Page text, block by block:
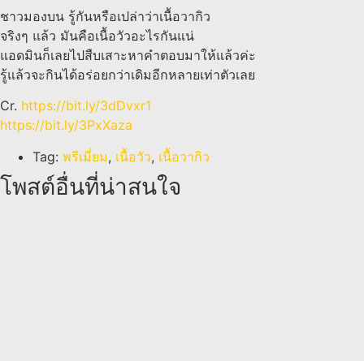
ชาวมองบน รู้กันหรือเปล่าว่าเนื้อวากิว
จริงๆ แล้ว มันคือเนื้อวัวอะไรกันแน่
แอดมินก็เลยไปสืบเสาะหาคำตอบมาให้แล้วค่ะ
รู้แล้วจะกินได้อร่อยกว่าเดิมอีกหลายเท่าตัวเลย
Cr. https://bit.ly/3dDvxr1
https://bit.ly/3PxXaza
Tag: พรีเมี่ยม, เนื้อวัว, เนื้อวากิว
โพสต์อื่นที่น่าสนใจ